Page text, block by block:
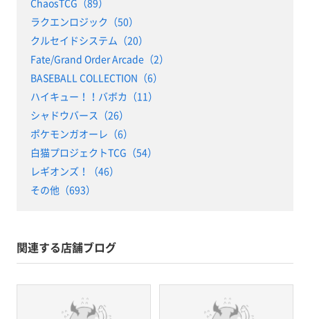
ChaosTCG（89）
ラクエンロジック（50）
クルセイドシステム（20）
Fate/Grand Order Arcade（2）
BASEBALL COLLECTION（6）
ハイキュー！！バボカ（11）
シャドウバース（26）
ポケモンガオーレ（6）
白猫プロジェクトTCG（54）
レギオンズ！（46）
その他（693）
関連する店舗ブログ